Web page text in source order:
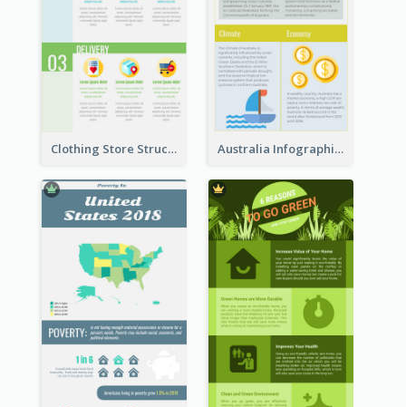
Clothing Store Structure Infographic Australia Infographic